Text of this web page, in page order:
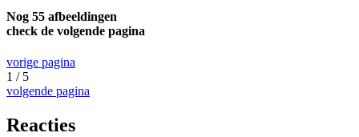
Nog 55 afbeeldingen
check de volgende pagina
vorige pagina
1 / 5
volgende pagina
Reacties